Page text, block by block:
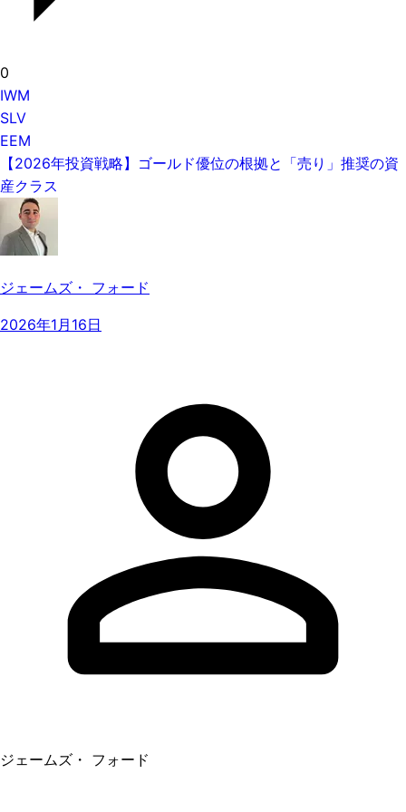
0
IWM
SLV
EEM
【2026年投資戦略】ゴールド優位の根拠と「売り」推奨の資
産クラス
ジェームズ・ フォード
2026年1月16日
ジェームズ・ フォード